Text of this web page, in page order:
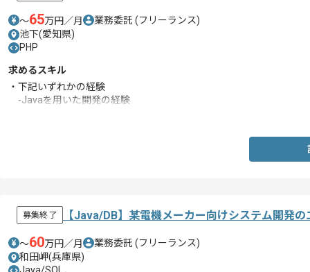
〜65万円／月 業務委託 (フリーランス)
池下(愛知県)
PHP
求めるスキル
・下記いずれかの経験
-Javaを用いた開発の経験
募集終了 【Java/DB】某電機メーカー向けシステム開発
〜60万円／月 業務委託 (フリーランス)
和田岬(兵庫県)